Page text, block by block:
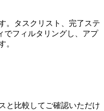
。タスクリスト、完了ステ
でフィルタリングし、アプ
。
と比較してご確認いただけ